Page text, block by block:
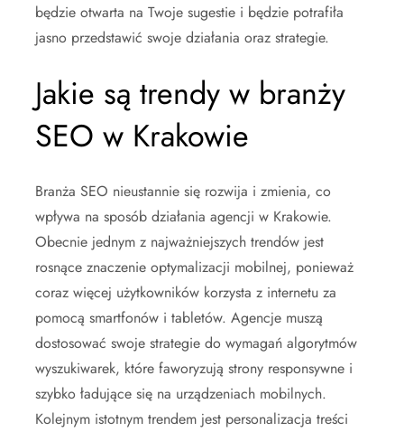
będzie otwarta na Twoje sugestie i będzie potrafiła
jasno przedstawić swoje działania oraz strategie.
Jakie są trendy w branży
SEO w Krakowie
Branża SEO nieustannie się rozwija i zmienia, co
wpływa na sposób działania agencji w Krakowie.
Obecnie jednym z najważniejszych trendów jest
rosnące znaczenie optymalizacji mobilnej, ponieważ
coraz więcej użytkowników korzysta z internetu za
pomocą smartfonów i tabletów. Agencje muszą
dostosować swoje strategie do wymagań algorytmów
wyszukiwarek, które faworyzują strony responsywne i
szybko ładujące się na urządzeniach mobilnych.
Kolejnym istotnym trendem jest personalizacja treści